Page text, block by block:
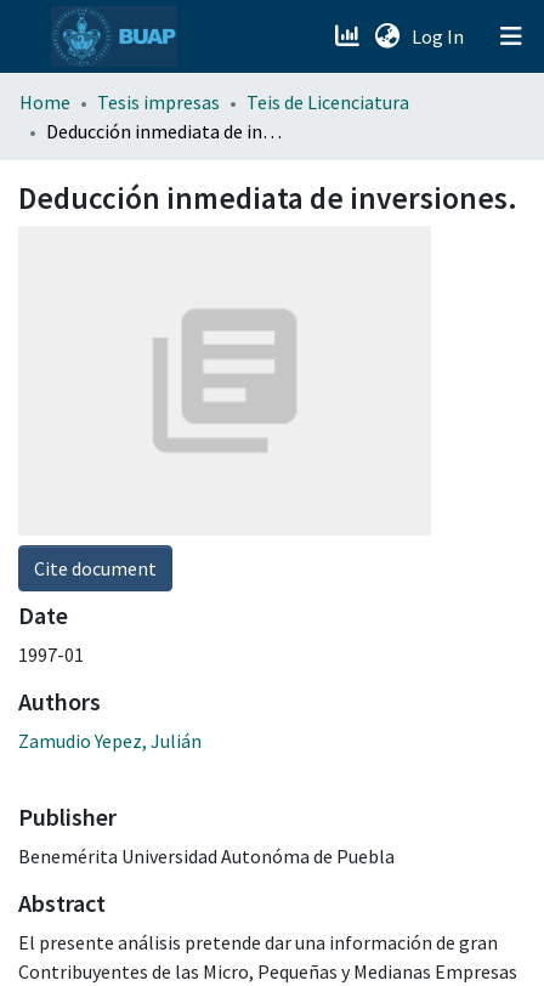
Log In (current)
menu.section.about_menu
Home Tesis impresas
Teis de Licenciatura
Deducción inmediata de inversiones.
Deducción inmediata de inversiones.
Cite document
Date
1997-01
Authors
Zamudio Yepez, Julián
Publisher
Benemérita Universidad Autonóma de Puebla
Abstract
El presente análisis pretende dar una información de gran
Contribuyentes de las Micro, Pequeñas y Medianas Empresas